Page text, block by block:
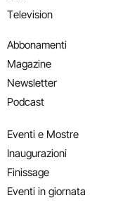
Television
Abbonamenti
Magazine
Newsletter
Podcast
Eventi e Mostre
Inaugurazioni
Finissage
Eventi in giornata